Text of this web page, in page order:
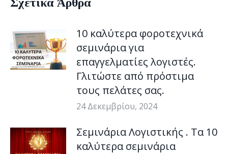
10 καλύτερα φοροτεχνικά
σεμινάρια για
επαγγελματίες λογιστές.
Γλιτώστε από πρόστιμα
τους πελάτες σας.
24 Δεκεμβρίου, 2024
Σεμινάρια Λογιστικής . Τα 10
καλύτερα σεμινάρια